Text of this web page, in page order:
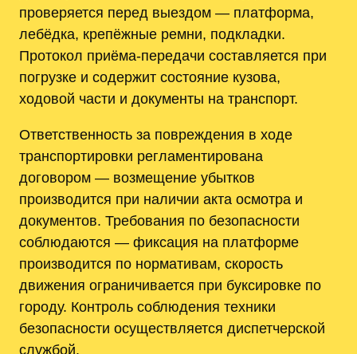
проверяется перед выездом — платформа,
лебёдка, крепёжные ремни, подкладки.
Протокол приёма-передачи составляется при
погрузке и содержит состояние кузова,
ходовой части и документы на транспорт.
Ответственность за повреждения в ходе
транспортировки регламентирована
договором — возмещение убытков
производится при наличии акта осмотра и
документов. Требования по безопасности
соблюдаются — фиксация на платформе
производится по нормативам, скорость
движения ограничивается при буксировке по
городу. Контроль соблюдения техники
безопасности осуществляется диспетчерской
службой.